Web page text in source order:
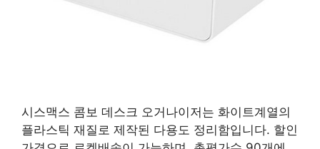
시스맥스 콤보 데스크 오거나이저는 화이트계열의
플라스틱 재질로 제작된 다용도 정리함입니다. 할인